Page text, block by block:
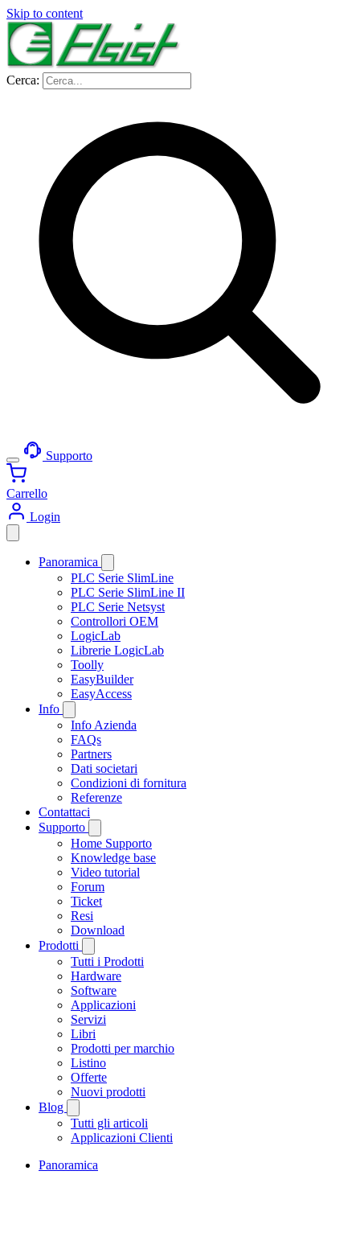
Skip to content
Cerca:
Supporto
Carrello
Login
Panoramica
PLC Serie SlimLine
PLC Serie SlimLine II
PLC Serie Netsyst
Controllori OEM
LogicLab
Librerie LogicLab
Toolly
EasyBuilder
EasyAccess
Info
Info Azienda
FAQs
Partners
Dati societari
Condizioni di fornitura
Referenze
Contattaci
Supporto
Home Supporto
Knowledge base
Video tutorial
Forum
Ticket
Resi
Download
Prodotti
Tutti i Prodotti
Hardware
Software
Applicazioni
Servizi
Libri
Prodotti per marchio
Listino
Offerte
Nuovi prodotti
Blog
Tutti gli articoli
Applicazioni Clienti
Panoramica